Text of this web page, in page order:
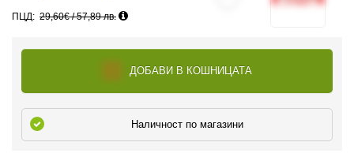
29,60€ / 57,89 лв.
ДОБАВИ В КОШНИЦАТА
Наличност по магазини